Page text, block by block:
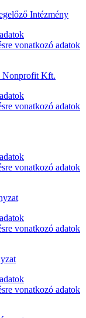
Intézmény
vonatkozó adatok
Nonprofit Kft.
vonatkozó adatok
vonatkozó adatok
vonatkozó adatok
vonatkozó adatok